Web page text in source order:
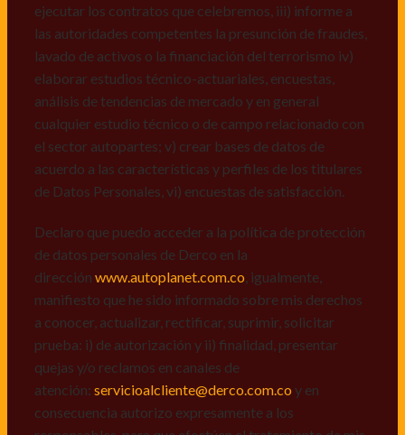
Declaro que puedo acceder a la política de protección
de datos personales de Derco en la
direcciónwww.autoplanet.com.co, igualmente,
manifiesto que he sido informado sobre mis derechos
a conocer, actualizar, rectificar, suprimir, solicitar
prueba: i) de autorización y ii) finalidad, presentar
quejas y/o reclamos en canales de
atención: servicioalcliente@derco.com.coy en
responsables, para que efectúen el tratamiento de mis
datos conforme lo expuesto.
ejecutar los contratos que celebremos, iii) informe a
las autoridades competentes la presunción de fraudes,
lavado de activos o la financiación del terrorismo iv)
elaborar estudios técnico-actuariales, encuestas,
análisis de tendencias de mercado y en general
cualquier estudio técnico o de campo relacionado con
el sector autopartes; v) crear bases de datos de
acuerdo a las características y perfiles de los titulares
de Datos Personales, vi) encuestas de satisfacción.
Declaro que puedo acceder a la política de protección
de datos personales de Derco en la
dirección www.autoplanet.com.co , igualmente,
manifiesto que he sido informado sobre mis derechos
a conocer, actualizar, rectificar, suprimir, solicitar
prueba: i) de autorización y ii) finalidad, presentar
quejas y/o reclamos en canales de
atención: servicioalcliente@derco.com.co y en
consecuencia autorizo expresamente a los